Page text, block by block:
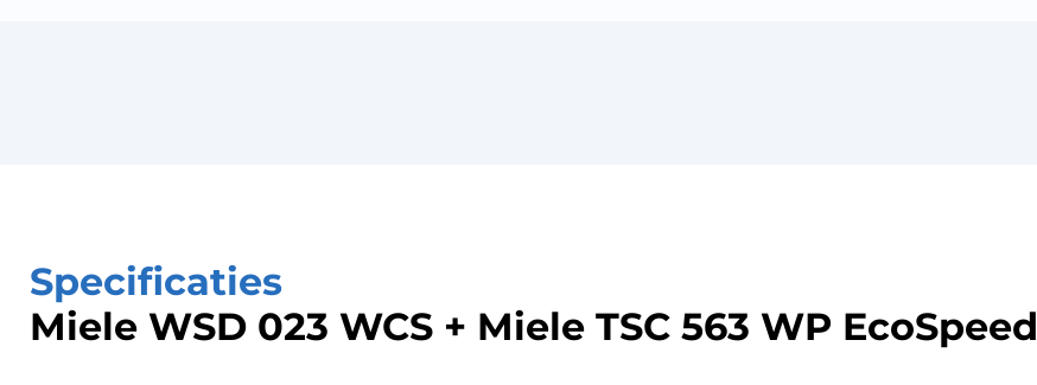
Specificaties
Miele WSD 023 WCS + Miele TSC 563 WP EcoSpeed